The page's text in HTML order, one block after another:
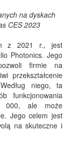
na dyskach
CES 2023
z 2021 r., jest
Photonics. Jego
firmie na
przekształcenie
niego, ta
funkcjonowania
000, ale może
Jego celem jest
na skuteczne i